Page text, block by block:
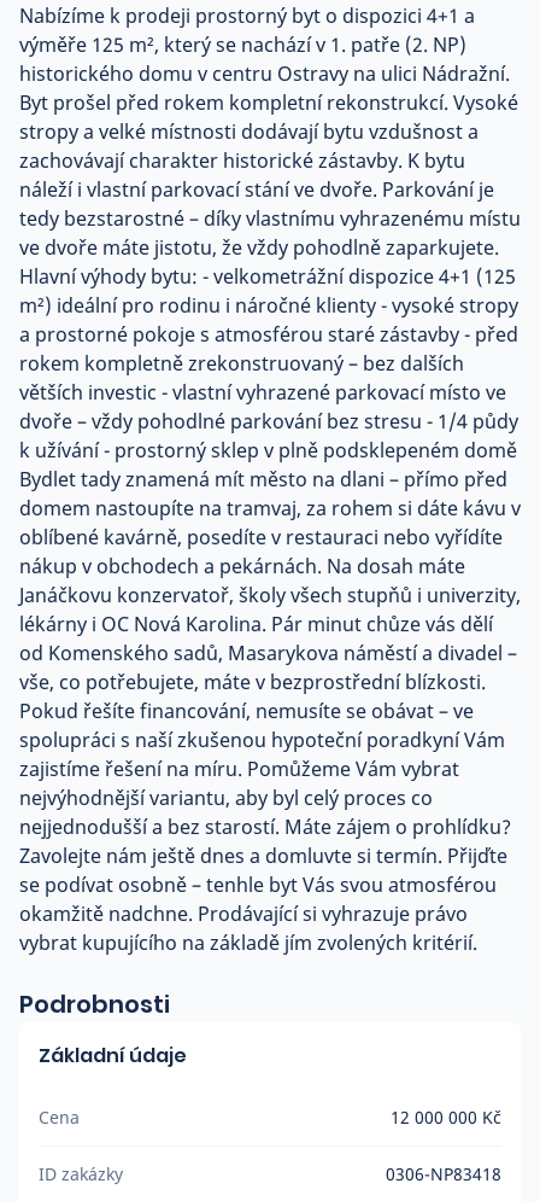
Nabízíme k prodeji prostorný byt o dispozici 4+1 a
výměře 125 m², který se nachází v 1. patře (2. NP)
historického domu v centru Ostravy na ulici Nádražní.
Byt prošel před rokem kompletní rekonstrukcí. Vysoké
stropy a velké místnosti dodávají bytu vzdušnost a
zachovávají charakter historické zástavby. K bytu
náleží i vlastní parkovací stání ve dvoře. Parkování je
tedy bezstarostné – díky vlastnímu vyhrazenému místu
ve dvoře máte jistotu, že vždy pohodlně zaparkujete.
Hlavní výhody bytu: - velkometrážní dispozice 4+1 (125
m²) ideální pro rodinu i náročné klienty - vysoké stropy
a prostorné pokoje s atmosférou staré zástavby - před
rokem kompletně zrekonstruovaný – bez dalších
větších investic - vlastní vyhrazené parkovací místo ve
dvoře – vždy pohodlné parkování bez stresu - 1/4 půdy
k užívání - prostorný sklep v plně podsklepeném domě
Bydlet tady znamená mít město na dlani – přímo před
domem nastoupíte na tramvaj, za rohem si dáte kávu v
oblíbené kavárně, posedíte v restauraci nebo vyřídíte
nákup v obchodech a pekárnách. Na dosah máte
Janáčkovu konzervatoř, školy všech stupňů i univerzity,
lékárny i OC Nová Karolina. Pár minut chůze vás dělí
od Komenského sadů, Masarykova náměstí a divadel –
vše, co potřebujete, máte v bezprostřední blízkosti.
Pokud řešíte financování, nemusíte se obávat – ve
spolupráci s naší zkušenou hypoteční poradkyní Vám
zajistíme řešení na míru. Pomůžeme Vám vybrat
nejvýhodnější variantu, aby byl celý proces co
nejjednodušší a bez starostí. Máte zájem o prohlídku?
Zavolejte nám ještě dnes a domluvte si termín. Přijďte
se podívat osobně – tenhle byt Vás svou atmosférou
okamžitě nadchne. Prodávající si vyhrazuje právo
vybrat kupujícího na základě jím zvolených kritérií.
Podrobnosti
Základní údaje
Cena 12 000 000 Kč
ID zakázky 0306-NP83418